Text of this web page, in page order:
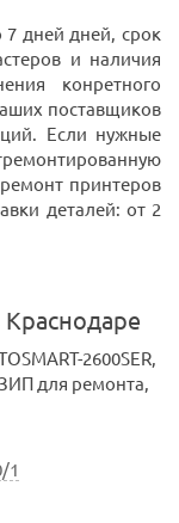
7 дней дней, срок
и наличия
конретного
поставщиков
Если нужные
принтеров
деталей: от 2
2600SER,
для ремонта,
1